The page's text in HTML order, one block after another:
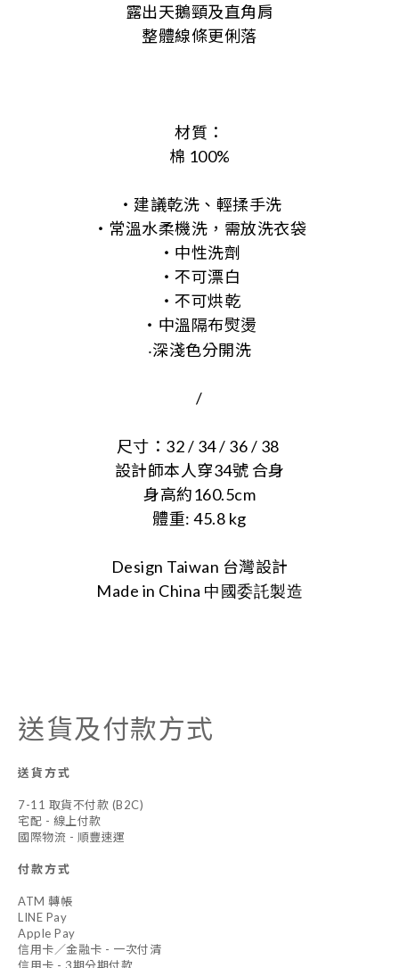
露出天鵝頸及直角肩
整體線條更俐落
材質：
棉 100%
‧建議乾洗、輕揉手洗
‧常溫水柔機洗，需放洗衣袋
‧中性洗劑
‧不可漂白
‧不可烘乾
‧中溫隔布熨燙
‧深淺色分開洗
/
尺寸：32 / 34 / 36 / 38
設計師本人穿34號 合身
身高約160.5cm
體重: 45.8 kg
Design Taiwan 台灣設計
Made in China 中國委託製造
送貨及付款方式
送貨方式
7-11 取貨不付款 (B2C)
宅配 - 線上付款
國際物流 - 順豐速運
付款方式
ATM 轉帳
LINE Pay
Apple Pay
信用卡／金融卡 - 一次付清
信用卡 - 3期分期付款